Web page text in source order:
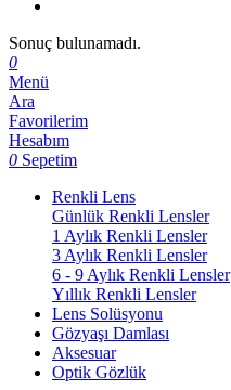
Sonuç bulunamadı.
0
Menü
Ara
Favorilerim
Hesabım
0 Sepetim
Renkli Lens
Günlük Renkli Lensler
1 Aylık Renkli Lensler
3 Aylık Renkli Lensler
6 - 9 Aylık Renkli Lensler
Yıllık Renkli Lensler
Lens Solüsyonu
Gözyaşı Damlası
Aksesuar
Optik Gözlük